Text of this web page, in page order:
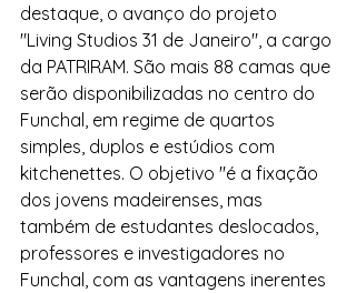
destaque, o avanço do projeto
"Living Studios 31 de Janeiro", a cargo
da PATRIRAM. São mais 88 camas que
serão disponibilizadas no centro do
Funchal, em regime de quartos
simples, duplos e estúdios com
kitchenettes. O objetivo "é a fixação
dos jovens madeirenses, mas
também de estudantes deslocados,
professores e investigadores no
Funchal, com as vantagens inerentes